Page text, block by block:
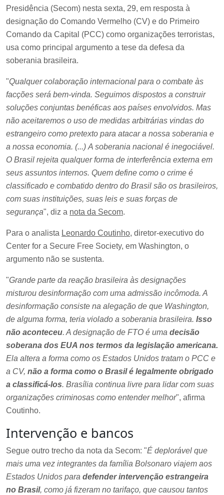
Presidência (Secom) nesta sexta, 29, em resposta à
designação do Comando Vermelho (CV) e do Primeiro
Comando da Capital (PCC) como organizações terroristas,
usa como principal argumento a tese da defesa da
soberania brasileira.
"Qualquer colaboração internacional para o combate às
facções será bem-vinda. Seguimos dispostos a construir
soluções conjuntas benéficas aos países envolvidos. Mas
não aceitaremos o uso de medidas arbitrárias vindas do
estrangeiro como pretexto para atacar a nossa soberania e
a nossa economia. (...) A soberania nacional é inegociável.
O Brasil rejeita qualquer forma de interferência externa em
seus assuntos internos. Quem define como o crime é
classificado e combatido dentro do Brasil são os brasileiros,
com suas instituições, suas leis e suas forças de
segurança", diz a nota da Secom.
Para o analista Leonardo Coutinho, diretor-executivo do
Center for a Secure Free Society, em Washington, o
argumento não se sustenta.
"Grande parte da reação brasileira às designações
misturou desinformação com uma admissão incômoda. A
desinformação consiste na alegação de que Washington,
de alguma forma, teria violado a soberania brasileira. Isso
não aconteceu. A designação de FTO é uma decisão
soberana dos EUA nos termos da legislação americana.
Ela altera a forma como os Estados Unidos tratam o PCC e
a CV, não a forma como o Brasil é legalmente obrigado
a classificá-los. Brasília continua livre para lidar com suas
organizações criminosas como entender melhor", afirma
Coutinho.
Intervenção e bancos
Segue outro trecho da nota da Secom: "É deplorável que
mais uma vez integrantes da família Bolsonaro viajem aos
Estados Unidos para defender intervenção estrangeira
no Brasil, como já fizeram no tarifaço, que causou tantos